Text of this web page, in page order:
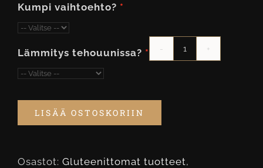
Kumpi vaihtoehto?
Lämmitys tehouunissa?
Suolainen
LISÄÄ OSTOSKORIIN
Osastot: Gluteenittomat tuotteet,